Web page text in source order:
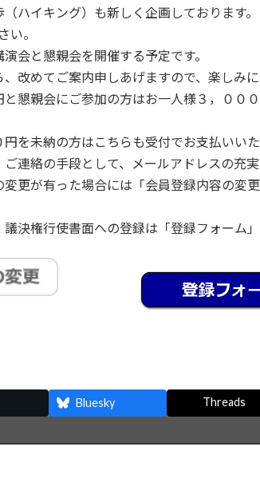
イキング）も新しく企画しております。
。
と懇親会を開催する予定です。
めてご案内申しあげますので、楽しみに
懇親会にご参加の方はお一人様３，００
未納の方はこちらも受付でお支払いいた
連絡の手段として、メールアドレスの充実
が有った場合には「会員登録内容の変
決権行使書面への登録は「登録フォーム」
Bluesky Threads